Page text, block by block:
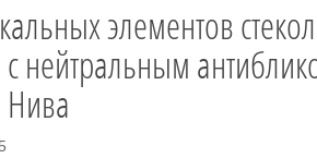
элементов стекол
нейтральным